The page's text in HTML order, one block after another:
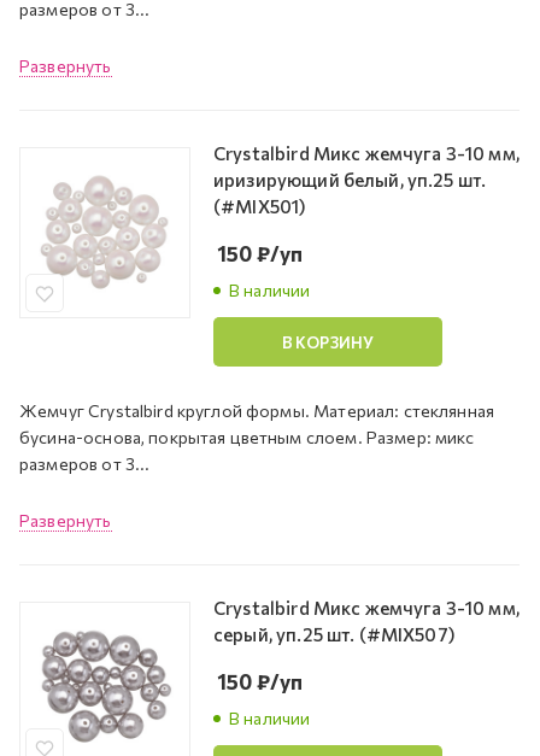
размеров от 3...
Развернуть
Crystalbird Микс жемчуга 3-10 мм,
иризирующий белый, уп.25 шт.
(#MIX501)
В наличии
150₽/уп
В КОРЗИНУ
Жемчуг Crystalbird круглой формы. Материал: стеклянная
бусина-основа, покрытая цветным слоем. Размер: микс
размеров от 3...
Развернуть
Crystalbird Микс жемчуга 3-10 мм,
серый, уп.25 шт. (#MIX507)
В наличии
150₽/уп